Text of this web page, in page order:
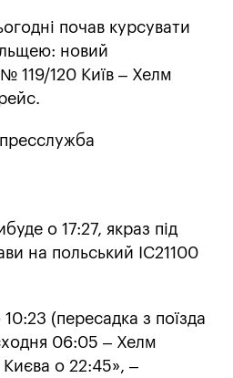
почав курсувати
новий
119/120 Київ – Хелм
пресслужба
о 17:27, якраз під
на польський IC21100
(пересадка з поїзда
06:05 – Хелм
о 22:45», –